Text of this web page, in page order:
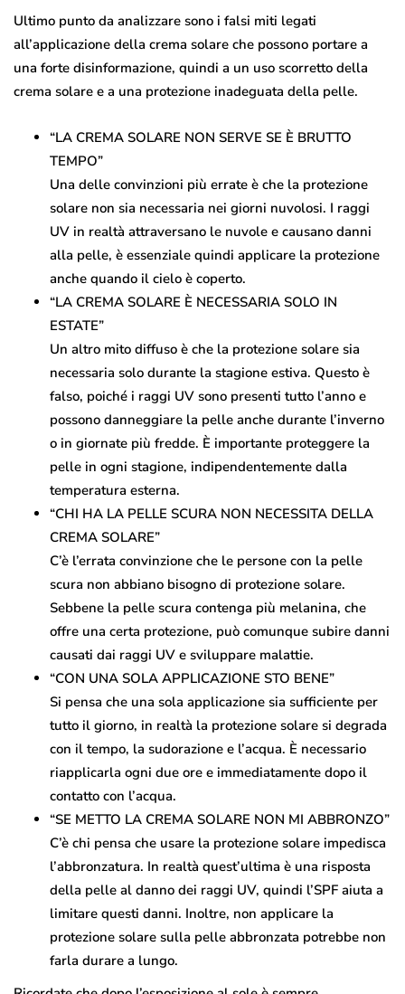
Ultimo punto da analizzare sono i falsi miti legati
all’applicazione della crema solare che possono portare a
una forte disinformazione, quindi a un uso scorretto della
crema solare e a una protezione inadeguata della pelle.
“LA CREMA SOLARE NON SERVE SE È BRUTTO
TEMPO”
Una delle convinzioni più errate è che la protezione
solare non sia necessaria nei giorni nuvolosi. I raggi
UV in realtà attraversano le nuvole e causano danni
alla pelle, è essenziale quindi applicare la protezione
anche quando il cielo è coperto.
“LA CREMA SOLARE È NECESSARIA SOLO IN
ESTATE”
Un altro mito diffuso è che la protezione solare sia
necessaria solo durante la stagione estiva. Questo è
falso, poiché i raggi UV sono presenti tutto l’anno e
possono danneggiare la pelle anche durante l’inverno
o in giornate più fredde. È importante proteggere la
pelle in ogni stagione, indipendentemente dalla
temperatura esterna.
“CHI HA LA PELLE SCURA NON NECESSITA DELLA
CREMA SOLARE”
C’è l’errata convinzione che le persone con la pelle
scura non abbiano bisogno di protezione solare.
Sebbene la pelle scura contenga più melanina, che
offre una certa protezione, può comunque subire danni
causati dai raggi UV e sviluppare malattie.
“CON UNA SOLA APPLICAZIONE STO BENE”
Si pensa che una sola applicazione sia sufficiente per
tutto il giorno, in realtà la protezione solare si degrada
con il tempo, la sudorazione e l’acqua. È necessario
riapplicarla ogni due ore e immediatamente dopo il
contatto con l’acqua.
“SE METTO LA CREMA SOLARE NON MI ABBRONZO”
C’è chi pensa che usare la protezione solare impedisca
l’abbronzatura. In realtà quest’ultima è una risposta
della pelle al danno dei raggi UV, quindi l’SPF aiuta a
limitare questi danni. Inoltre, non applicare la
protezione solare sulla pelle abbronzata potrebbe non
farla durare a lungo.